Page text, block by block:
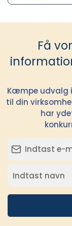
Få
Kæmpe udvalg
til din
har